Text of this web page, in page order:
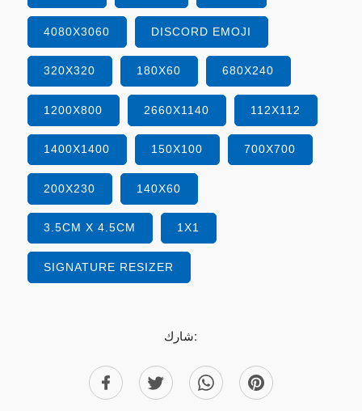
4080X3060 DISCORD EMOJI
320X320 180X60 680X240
1200X800 2660X1140 112X112
1400X1400 150X100 700X700
200X230 140X60
3.5CM X 4.5CM 1X1
SIGNATURE RESIZER
شارك: